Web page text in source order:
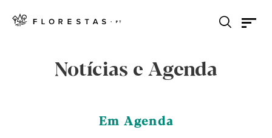
Notícias e Agenda
Em Agenda